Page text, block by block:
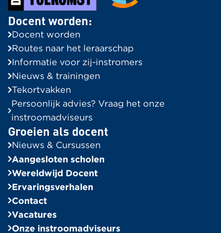
Praktische zaken
Routes naar het leraarschap
Informatie voor Zij-instromers
Tekortvakken in de regio
Onze instroomadviseurs
Groeien als docent
Alle berichten
Ervaringsverhalen
Bekijk alle verhalen
In de Spotlight
Algemeen
Docent worden:
Docent worden
Routes naar het leraarschap
Informatie voor zij-instromers
Nieuws & trainingen
Tekortvakken
Persoonlijk advies? Vraag het onze
instroomadviseurs
Groeien als docent
Nieuws & Cursussen
Aangesloten scholen
Wereldwijd Docent
Ervaringsverhalen
Contact
Vacatures
Onze instroomadviseurs